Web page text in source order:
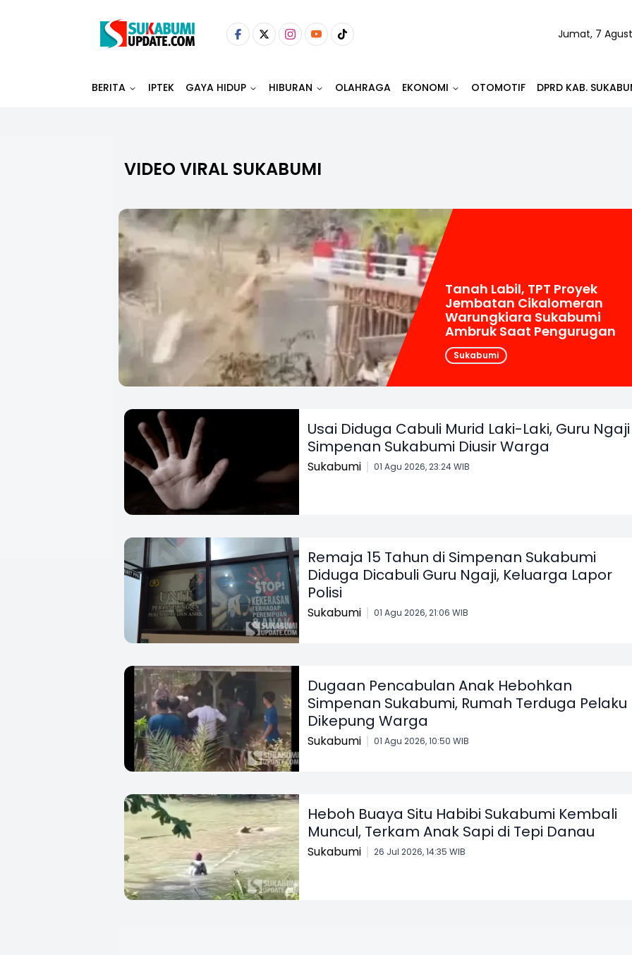
Jumat, 7
BERITA IPTEK GAYA HIDUP HIBURAN OLAHRAGA EKONOMI OTOMOTIF DPRD KAB.
VIDEO VIRAL SUKABUMI
Tanah Labil, TPT Proyek
Jembatan Cikalomeran
Warungkiara Sukabumi
Ambruk Saat Pengurugan
Sukabumi
Usai Diduga Cabuli Murid Laki-Laki, Guru
Simpenan Sukabumi Diusir Warga
Sukabumi 01 Agu 2026, 23:24 WIB
Remaja 15 Tahun di Simpenan Sukabumi
Diduga Dicabuli Guru Ngaji, Keluarga Lapor
Polisi
Sukabumi 01 Agu 2026, 21:06 WIB
Dugaan Pencabulan Anak Hebohkan
Simpenan Sukabumi, Rumah Terduga Pelaku
Dikepung Warga
Sukabumi 01 Agu 2026, 10:50 WIB
Heboh Buaya Situ Habibi Sukabumi Kembali
Muncul, Terkam Anak Sapi di Tepi Danau
Sukabumi 26 Jul 2026, 14:35 WIB